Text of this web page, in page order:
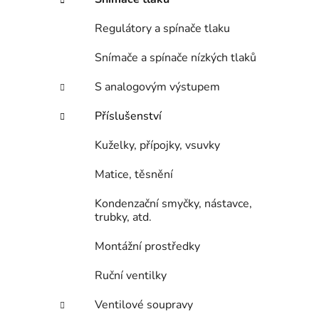
e
l
Regulátory a spínače tlaku
Snímače a spínače nízkých tlaků
S analogovým výstupem
Příslušenství
Kuželky, přípojky, vsuvky
Matice, těsnění
Kondenzační smyčky, nástavce,
trubky, atd.
Montážní prostředky
Ruční ventilky
Ventilové soupravy